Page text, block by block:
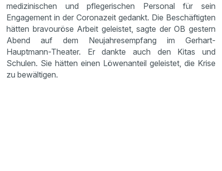
medizinischen und pflegerischen Personal für sein
Engagement in der Coronazeit gedankt. Die Beschäftigten
hätten bravouröse Arbeit geleistet, sagte der OB gestern
Abend auf dem Neujahresempfang im Gerhart-
Hauptmann-Theater. Er dankte auch den Kitas und
Schulen. Sie hätten einen Löwenanteil geleistet, die Krise
zu bewältigen.